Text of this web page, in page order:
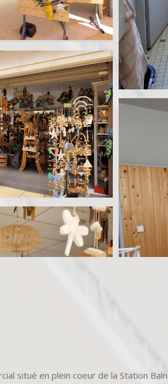
situé en plein coeur de la Station